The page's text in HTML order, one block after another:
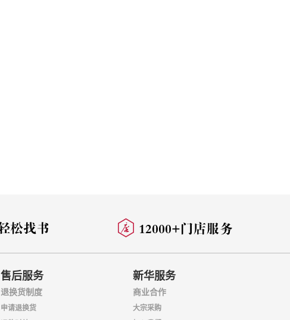
售后服务
退换货制度
申请退换货
新华服务
商业合作
大宗采购